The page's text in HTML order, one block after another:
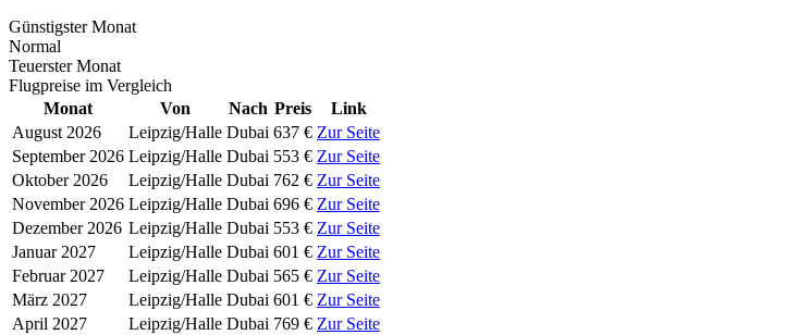
Günstigster Monat
Normal
Teuerster Monat
Flugpreise im Vergleich
Monat
Von Nach Preis
Link
August 2026
Leipzig/Halle Dubai 637 € Zur Seite
September 2026 Leipzig/Halle Dubai 553 € Zur Seite
Oktober 2026
Leipzig/Halle Dubai 762 € Zur Seite
November 2026 Leipzig/Halle Dubai 696 € Zur Seite
Dezember 2026 Leipzig/Halle Dubai 553 € Zur Seite
Januar 2027
Leipzig/Halle Dubai 601 € Zur Seite
Februar 2027
Leipzig/Halle Dubai 565 € Zur Seite
März 2027
Leipzig/Halle Dubai 601 € Zur Seite
April 2027
Leipzig/Halle Dubai 769 € Zur Seite